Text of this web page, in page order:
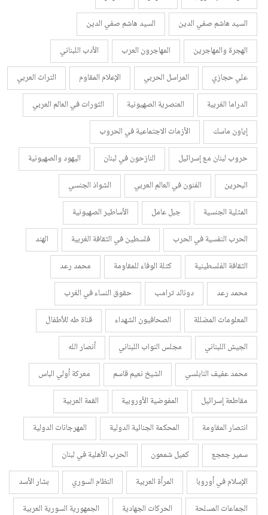
السيد هاشم صفي الدين
السيد هاشم صفي الدين
الهجرة والمهاجرين
المهاجرون العرب
الأدب اللبناني
علي حجازي
المراسل الحربي الإعلام المقاوم
التراث العربي
الدراما الغربية
العنصرية الصهيونية
الثورات في العالم العربي
إياون ماسك
الأزمات الاجتماعية في الحروب
حروب لبنان مع إسرائيل
النازحون في لبنان
اليهود والصهيونية
البحرين
الفنون في العالم العربي
الشواذ الجنسي
المثلية الجنسية
جبل عامل
الأساطير الصهيونية
الحرب النفسية في الحرب
فلسطين في الثقافة الغربية
الهند
الثقافة الفلسطينية
كتلة الوفاء للمقاومة
محمد رعد
محمد رعد
دونالد ترامب
حقوق النساء في الغرب
المعلومات المضللة
الصحافيون الشهداء
قناة طه للأطفال
الجيش اللبناني
مجلس النواب اللبناني
أنصار الله
محمد عفيف النابلسي
الشيخ نعيم قاسم
معركة أولي الباس
مقاطعة إسرائيل
المفوضية الأوروبية
القمة العربية
انتصار المقاومة
المحكمة الجنائية الدولية
المهرجانات الدولية
سمير جعجع
كميل شمعون
الحرب الأهلية في لبنان
الإسلام في أوروبا
المرأة العربية النظام السوري
بشار الأسد
الجماعات المسلحة
الحركات الجهادية الجمهورية السورية العربية